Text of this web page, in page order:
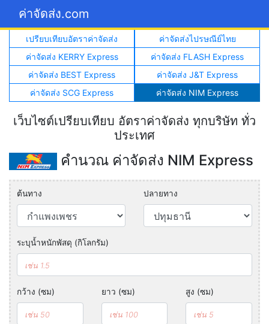
ค่าจัดส่ง.com
เปรียบเทียบอัตราค่าจัดส่ง
ค่าจัดส่งไปรษณีย์ไทย
ค่าจัดส่ง KERRY Express
ค่าจัดส่ง FLASH Express
ค่าจัดส่ง BEST Express
ค่าจัดส่ง J&T Express
ค่าจัดส่ง SCG Express
ค่าจัดส่ง NIM Express
เว็บไซต์เปรียบเทียบ อัตราค่าจัดส่ง ทุกบริษัท ทั่ว
ประเทศ
คำนวณ ค่าจัดส่ง NIM Express
ต้นทาง ปลายทาง
ระบุน้ำหนักพัสดุ (กิโลกรัม)
กว้าง (ซม) ยาว (ซม) สูง (ซม)